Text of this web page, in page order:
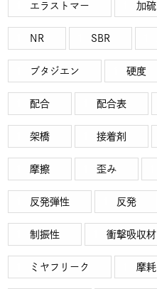
エラストマー 加硫
NR SBR
ブタジエン 硬度
配合 配合表
架橋 接着剤
摩擦 歪み
反発弾性 反発
制振性 衝撃吸収材
ミヤフリーク 摩耗